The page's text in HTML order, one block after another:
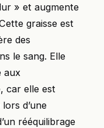
» et augmente
graisse est
des
le sang. Elle
aux
car elle est
d’une
rééquilibrage